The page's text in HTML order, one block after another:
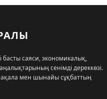
басты саяси, экономикалық,
сенімді дереккөзі.
мен шынайы сұқбаттың